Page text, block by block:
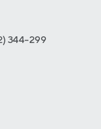
344-299